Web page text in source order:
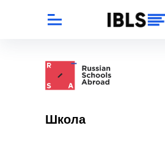
Школа